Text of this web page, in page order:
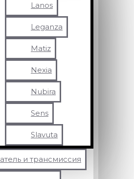
Lanos
Leganza
Matiz
Nexia
Nubira
Sens
Slavuta
и трансмиссия